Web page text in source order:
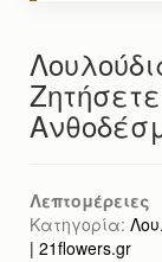
Λεπτομέρειες
Κατηγορία:
| 21flowers.gr